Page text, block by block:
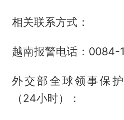
相关联系方式：
越南报警电话：0084-
外交部全球领事保
（24小时）：